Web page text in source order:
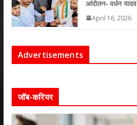
आंदोलन- वर्धन यादव
April 16, 2026
Advertisements
जॉब-करियर